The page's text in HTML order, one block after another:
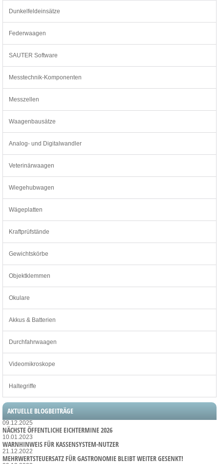
Dunkelfeldeinsätze
Federwaagen
SAUTER Software
Messtechnik-Komponenten
Messzellen
Waagenbausätze
Analog- und Digitalwandler
Veterinärwaagen
Wiegehubwagen
Wägeplatten
Kraftprüfstände
Gewichtskörbe
Objektklemmen
Okulare
Akkus & Batterien
Durchfahrwaagen
Videomikroskope
Haltegriffe
AKTUELLE BLOGBEITRÄGE
09.12.2025
NÄCHSTE ÖFFENTLICHE EICHTERMINE 2026
10.01.2023
WARNHINWEIS FÜR KASSENSYSTEM-NUTZER
21.12.2022
MEHRWERTSTEUERSATZ FÜR GASTRONOMIE BLEIBT WEITER GESENKT!